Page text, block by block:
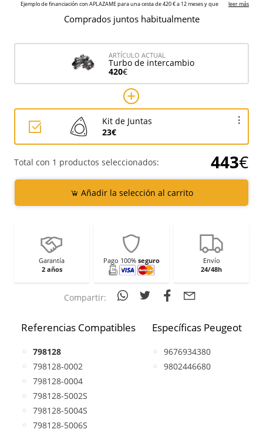
Comprados juntos habitualmente
ARTÍCULO ACTUAL
Turbo de intercambio
420€
Kit de Juntas
23€
Total con 1 productos seleccionados: 443€
Añadir la selección al carrito
Garantía
2 años
Pago 100% seguro
Envío
24/48h
Compartir:
Referencias Compatibles
798128
798128-0002
798128-0004
798128-5002S
798128-5004S
798128-5006S
Específicas Peugeot
9676934380
9802446680